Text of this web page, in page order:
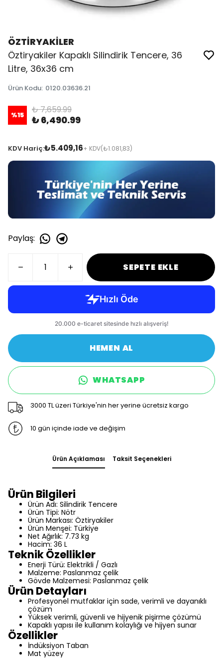
ÖZTİRYAKİLER
Öztiryakiler Kapaklı Silindirik Tencere, 36
Litre, 36x36 cm
Ürün Kodu: 0120.03636.21
%15 ₺ 7,659.99
₺ 6,490.99
KDV Hariç:₺5.409,16+ KDV(₺1.081,83)
Paylaş:
SEPETE EKLE
HEMEN AL
WHATSAPP
3000 TL üzeri Türkiye'nin her yerine ücretsiz kargo
10 gün içinde iade ve değişim
Ürün Açıklaması Taksit Seçenekleri
Ürün Bilgileri
Ürün Adı: Silindirik Tencere
Ürün Tipi: Nötr
Ürün Markası: Öztiryakiler
Ürün Menşei: Türkiye
Net Ağırlık: 7.73 kg
Hacim: 36 L
Teknik Özellikler
Enerji Türü: Elektrikli / Gazlı
Malzeme: Paslanmaz çelik
Gövde Malzemesi: Paslanmaz çelik
Ürün Detayları
Profesyonel mutfaklar için sade, verimli ve dayanıklı
çözüm
Yüksek verimli, güvenli ve hijyenik pişirme çözümü
Kapaklı yapısı ile kullanım kolaylığı ve hijyen sunar
Özellikler
İndüksiyon Taban
Mat yüzey